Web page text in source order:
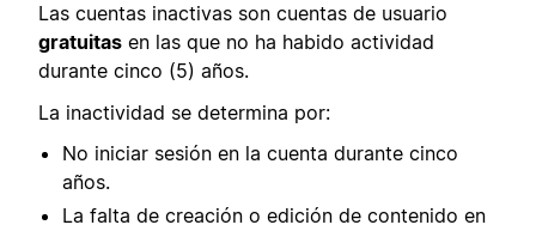
Las cuentas inactivas son cuentas de usuario
gratuitas en las que no ha habido actividad
durante cinco (5) años.
La inactividad se determina por:
No iniciar sesión en la cuenta durante cinco
años.
La falta de creación o edición de contenido en